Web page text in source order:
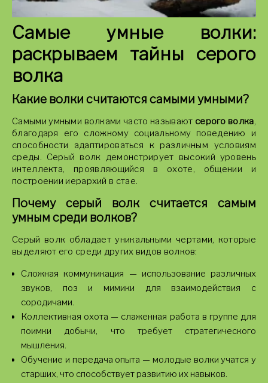
Самые умные волки:
раскрываем тайны серого
волка
Какие волки считаются самыми умными?
Самыми умными волками часто называют серого волка,
благодаря его сложному социальному поведению и
способности адаптироваться к различным условиям
среды. Серый волк демонстрирует высокий уровень
интеллекта, проявляющийся в охоте, общении и
построении иерархий в стае.
Почему серый волк считается самым
умным среди волков?
Серый волк обладает уникальными чертами, которые
выделяют его среди других видов волков:
Сложная коммуникация — использование различных
звуков, поз и мимики для взаимодействия с
сородичами.
Коллективная охота — слаженная работа в группе для
поимки добычи, что требует стратегического
мышления.
Обучение и передача опыта — молодые волки учатся у
старших, что способствует развитию их навыков.